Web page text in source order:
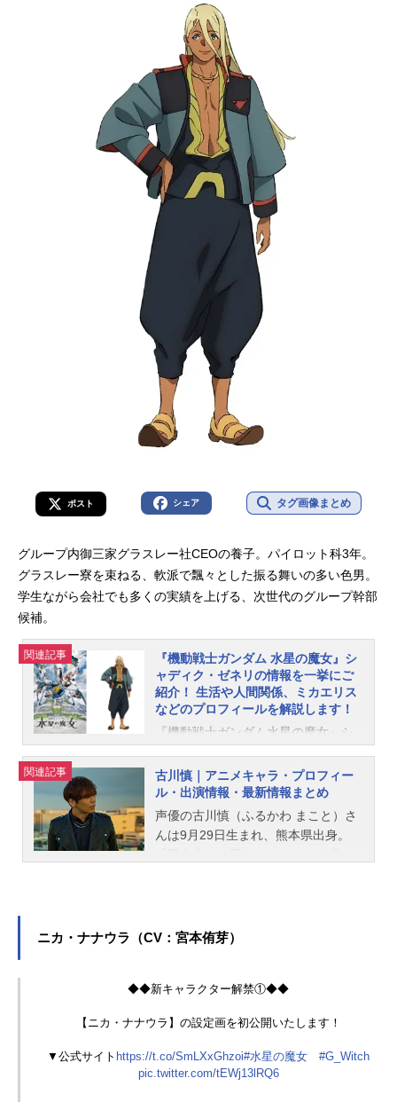
ポスト シェア タグ画像まとめ
グループ内御三家グラスレー社CEOの養子。パイロット科3年。
グラスレー寮を束ねる、軟派で飄々とした振る舞いの多い色男。
学生ながら会社でも多くの実績を上げる、次世代のグループ幹部
候補。
関連記事
『機動戦士ガンダム 水星の魔女』シ
ャディク・ゼネリの情報を一挙にご
紹介！ 生活や人間関係、ミカエリス
などのプロフィールを解説します！
『機動戦士ガンダム水星の魔女』シ
の飄々とした色男です。決闘委員会
の委員長で、グラスレー寮を束ねて
おりリーダー気質。本記事ではそん
なシャディクの情報をご紹介！ 生
ネリ】の設定画を初公開いたしま
す！▼公式サイトhttps://t.co/bgOBTy
tter.com/w4VKzjaBmE—機動戦士ガ
e17,2022所属：パイロット科3年
会・委員長親族：義父・サリウス・
ゼネリMS：ミカエリス特徴：ブロン
関連記事
古川慎｜アニメキャラ・プロフィー
ル・出演情報・最新情報まとめ
声優の古川慎（ふるかわ まこと）さ
んは9月29日生まれ、熊本県出身。
を多く演じています。こちらでは、
ニカ・ナナウラ（CV：宮本侑芽）
◆◆新キャラクター解禁①◆◆
【ニカ・ナナウラ】の設定画を初公開いたします！
▼公式サイト https://t.co/SmLXxGhzoi#水星の魔女
#G_Witch
pic.twitter.com/tEWj13lRQ6